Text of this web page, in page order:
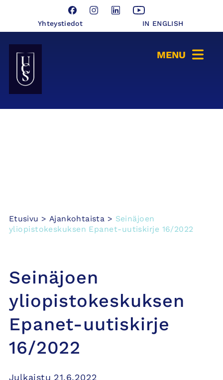
FacebookInstagram
LinkedInYouTube
Yhteystiedot IN ENGLISH
Seinäjoen Yliopistokeskus UCSin etusivulle
Etusivu >Ajankohtaista > Seinäjoen
yliopistokeskuksen Epanet-uutiskirje 16/2022
Seinäjoen
yliopistokeskuksen
Epanet-uutiskirje
16/2022
Julkaistu 21.6.2022